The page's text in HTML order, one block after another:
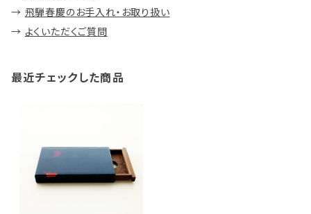
→ 飛騨春慶のお手入れ・お取り扱い
→ よくいただくご質問
最近チェックした商品